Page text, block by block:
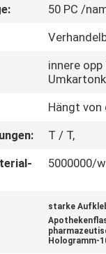
50 PC /
innere
Hängt von
T / T,
5000000/
starke
Hologramm-